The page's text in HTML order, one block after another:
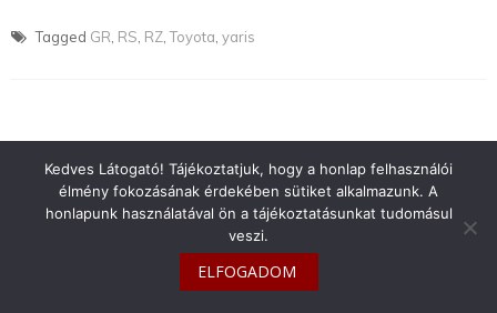
Tagged GR RS RZ ,Toyota yaris
info@toyotaclub.hu
Copyright © 2026Toyota Klub Magyarország
Kedves Látogató! Tájékoztatjuk, hogy a honlap felhasználói
élmény fokozásának érdekében sütiket alkalmazunk. A
honlapunk használatával ön a tájékoztatásunkat tudomásul
veszi.
ELFOGADOM